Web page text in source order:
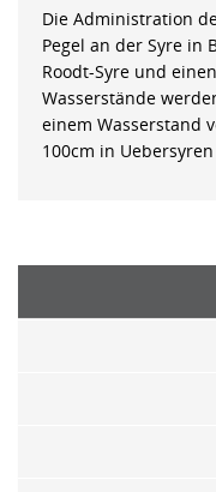
Die Administration
Pegel an der Syre in
Roodt-Syre und
Wasserstände
einem Wasserstand
100cm in